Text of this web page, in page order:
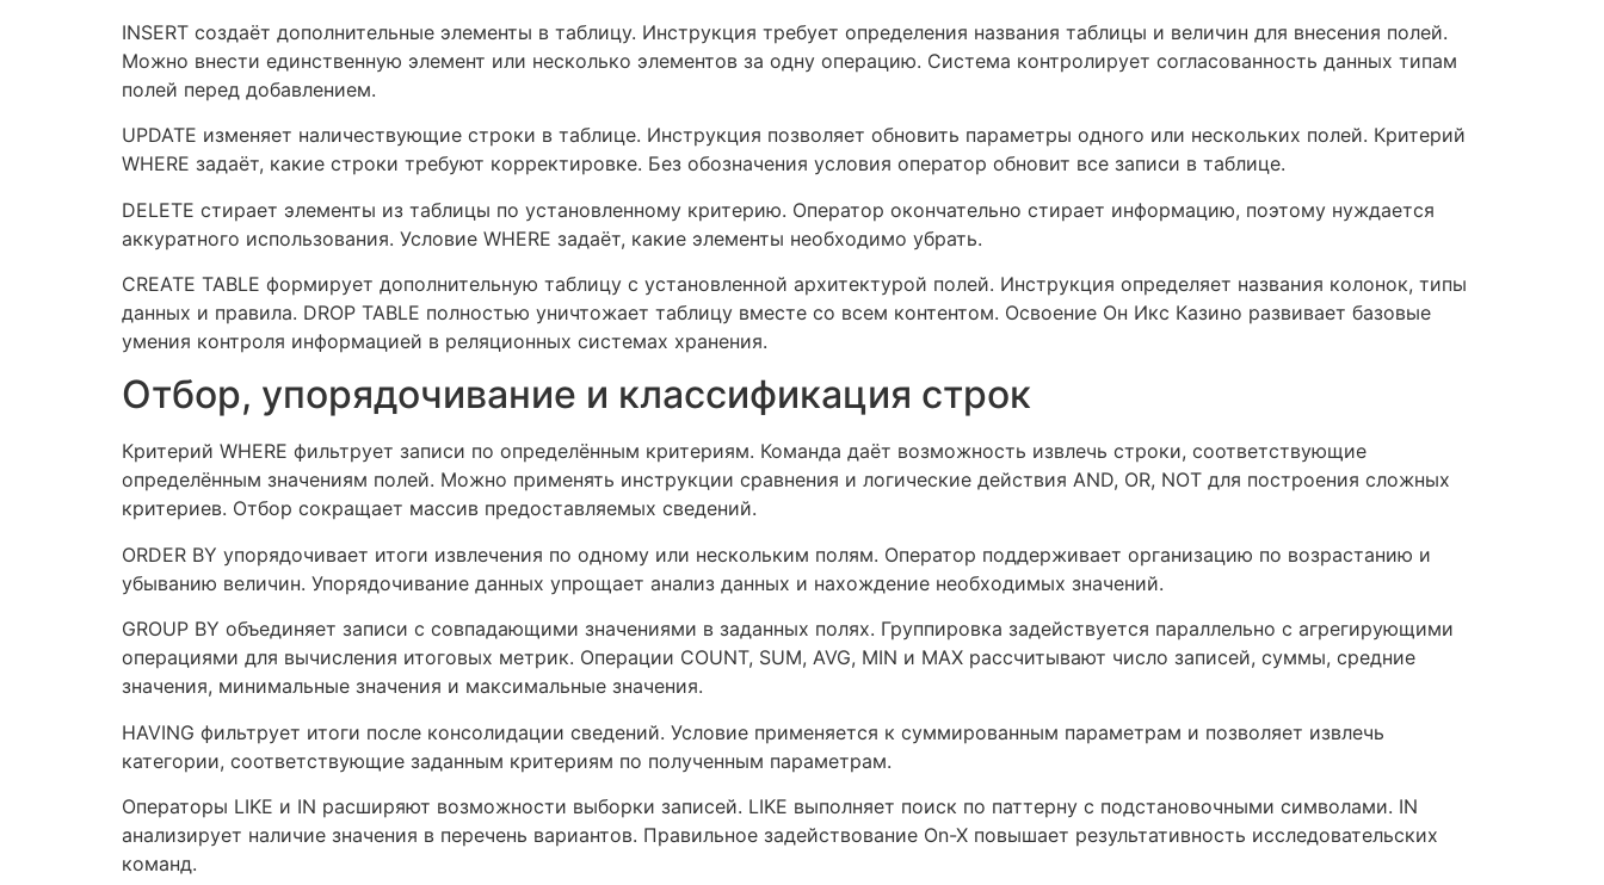
INSERT создаёт дополнительные элементы в таблицу. Инструкция требует определения названия таблицы и величин для внесения полей.
Можно внести единственную элемент или несколько элементов за одну операцию. Система контролирует согласованность данных типам
полей перед добавлением.
UPDATE изменяет наличествующие строки в таблице. Инструкция позволяет обновить параметры одного или нескольких полей. Критерий
WHERE задаёт, какие строки требуют корректировке. Без обозначения условия оператор обновит все записи в таблице.
DELETE стирает элементы из таблицы по установленному критерию. Оператор окончательно стирает информацию, поэтому нуждается
аккуратного использования. Условие WHERE задаёт, какие элементы необходимо убрать.
CREATE TABLE формирует дополнительную таблицу с установленной архитектурой полей. Инструкция определяет названия колонок, типы
данных и правила. DROP TABLE полностью уничтожает таблицу вместе со всем контентом. Освоение Он Икс Казино развивает базовые
умения контроля информацией в реляционных системах хранения.
Отбор, упорядочивание и классификация строк
Критерий WHERE фильтрует записи по определённым критериям. Команда даёт возможность извлечь строки, соответствующие
определённым значениям полей. Можно применять инструкции сравнения и логические действия AND, OR, NOT для построения сложных
критериев. Отбор сокращает массив предоставляемых сведений.
ORDER BY упорядочивает итоги извлечения по одному или нескольким полям. Оператор поддерживает организацию по возрастанию и
убыванию величин. Упорядочивание данных упрощает анализ данных и нахождение необходимых значений.
GROUP BY объединяет записи с совпадающими значениями в заданных полях. Группировка задействуется параллельно с агрегирующими
операциями для вычисления итоговых метрик. Операции COUNT, SUM, AVG, MIN и MAX рассчитывают число записей, суммы, средние
значения, минимальные значения и максимальные значения.
HAVING фильтрует итоги после консолидации сведений. Условие применяется к суммированным параметрам и позволяет извлечь
категории, соответствующие заданным критериям по полученным параметрам.
Операторы LIKE и IN расширяют возможности выборки записей. LIKE выполняет поиск по паттерну с подстановочными символами. IN
анализирует наличие значения в перечень вариантов. Правильное задействование On-X повышает результативность исследовательских
команд.